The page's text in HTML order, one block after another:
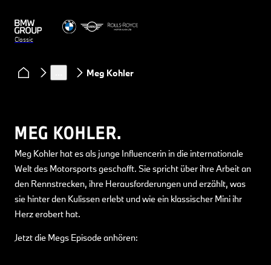
Classic
Clubs & Community
Podcast Classic Heart
Meg Kohler
MEG KOHLER.
Meg Kohler hat es als junge Influencerin in die internationale
Welt des Motorsports geschafft. Sie spricht über ihre Arbeit an
den Rennstrecken, ihre Herausforderungen und erzählt, was
sie hinter den Kulissen erlebt und wie ein klassischer Mini ihr
Herz erobert hat.
Jetzt die Megs Episode anhören: